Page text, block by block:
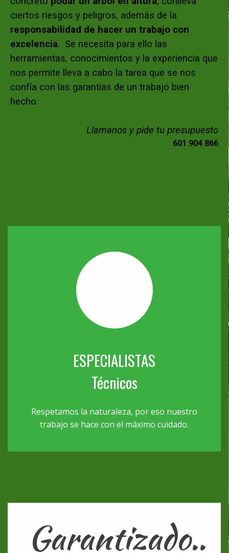
ciertos riesgos y peligros, además de la
responsabilidad de hacer un trabajo con
excelencia. Se necesita para ello las
herramientas, conocimientos y la experiencia que
nos permite lleva a cabo la tarea que se nos
confía con las garantías de un trabajo bien
hecho.
Llamanos y pide tu presupuesto
601 904 866
ESPECIALISTAS
Técnicos
Respetamos la naturaleza, por eso nuestro
trabajo se hace con el máximo cuidado.
Garantizado..